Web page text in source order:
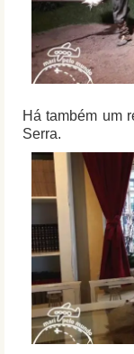
Há também um
Serra.